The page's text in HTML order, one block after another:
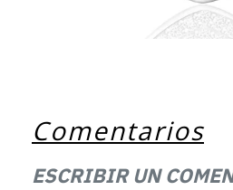
Comentarios
ESCRIBIR UN